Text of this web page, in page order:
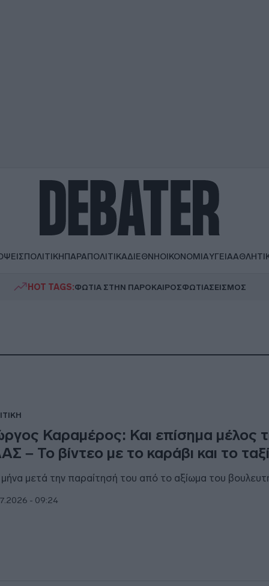
ΠΟΛΙΤΙΚΗΠΑΡΑΠΟΛΙΤΙΚΑΔΙΕΘΝΗΟΙΚΟΝΟΜΙΑΥΓΕΙΑ
HOT TAGS:ΦΩΤΙΑ ΣΤΗΝ ΠΑΡΟΚΑΙΡΟΣΦΩΤΙΑΣΕΙΣΜΟΣ
Καραμέρος: Και επίσημα μέλος
– Το βίντεο με το καράβι και το
μήνα μετά την παραίτησή του από το αξίωμα του
- 09:24